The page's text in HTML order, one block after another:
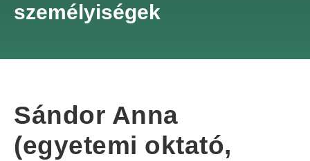
személyiségek
Sándor Anna
(egyetemi oktató,